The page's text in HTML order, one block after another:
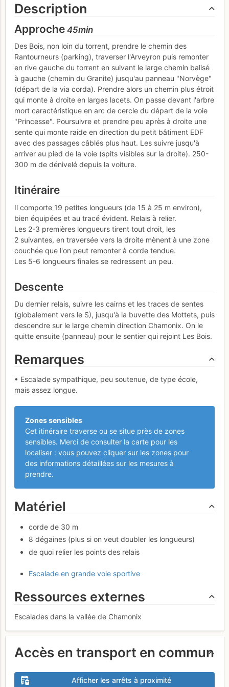
Description
Approche 45min
Des Bois, non loin du torrent, prendre le chemin des
Rantourneurs (parking), traverser l'Arveyron puis remonter
en rive gauche du torrent en suivant le large chemin balisé
à gauche (chemin du Granite) jusqu'au panneau "Norvège"
(départ de la via corda). Prendre alors un chemin plus étroit
qui monte à droite en larges lacets. On passe devant l'arbre
mort caractéristique en arc de cercle du départ de la voie
"Princesse". Poursuivre et prendre peu après à droite une
sente qui monte raide en direction du petit bâtiment EDF
avec des passages câblés plus haut. Les suivre jusqu'à
arriver au pied de la voie (spits visibles sur la droite). 250-
300 m de dénivelé depuis la voiture.
Itinéraire
Il comporte 19 petites longueurs (de 15 à 25 m environ),
bien équipées et au tracé évident. Relais à relier.
Les 2-3 premières longueurs tirent tout droit, les
2 suivantes, en traversée vers la droite mènent à une zone
couchée que l'on peut remonter à corde tendue.
Les 5-6 longueurs finales se redressent un peu.
Descente
Du dernier relais, suivre les cairns et les traces de sentes
(globalement vers le S), jusqu'à la buvette des Mottets, puis
descendre sur le large chemin direction Chamonix. On le
quitte ensuite (panneau) pour le sentier qui rejoint Les Bois.
Remarques
• Escalade sympathique, peu soutenue, de type école,
mais assez longue.
Zones sensibles
Cet itinéraire traverse ou se situe près de zones
sensibles. Merci de consulter la carte pour les
localiser : vous pouvez cliquer sur les zones pour
des informations détaillées sur les mesures à
prendre.
Matériel
corde de 30 m
8 dégaines (plus si on veut doubler les longueurs)
de quoi relier les points des relais
Escalade en grande voie sportive
Ressources externes
Escalades dans la vallée de Chamonix
Accès en transport en commun
Afficher les arrêts à proximité